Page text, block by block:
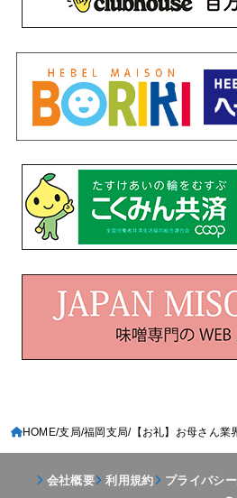
HOME 支局 福岡支局 【お礼】お母さん
会社概要 利用規約 プライバシ